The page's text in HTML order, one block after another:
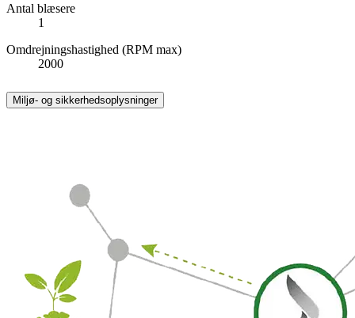
Antal blæsere
1
Omdrejningshastighed (RPM max)
2000
Miljø- og sikkerhedsoplysninger